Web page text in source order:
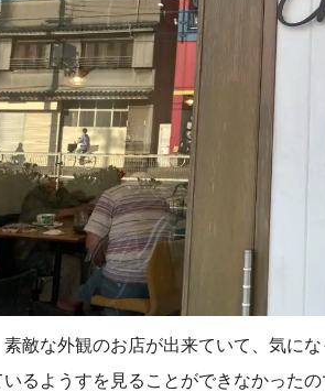
敵な外観のお店が出来ていて、気に
るようすを見ることができなかったの